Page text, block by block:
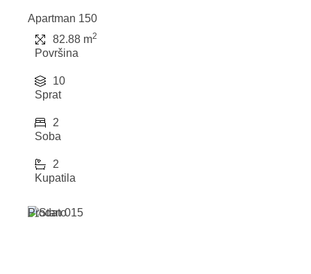
Apartman 150
82.88 m2
Površina
10
Sprat
2
Soba
2
Kupatila
Prodato